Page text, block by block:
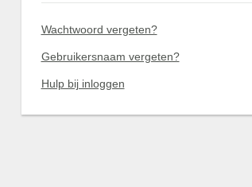
Wachtwoord vergeten?
Gebruikersnaam vergeten?
Hulp bij inloggen